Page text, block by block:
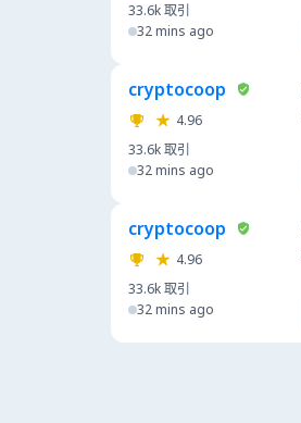
33.6k取引
32 mins ago
cryptocoop
4.96
33.6k取引
32 mins ago
cryptocoop
4.96
33.6k取引
32 mins ago